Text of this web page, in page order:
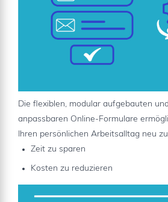
Die flexiblen, modular aufgebauten
anpassbaren Online-Formulare
Ihren persönlichen Arbeitsalltag neu
Zeit zu sparen
Kosten zu reduzieren